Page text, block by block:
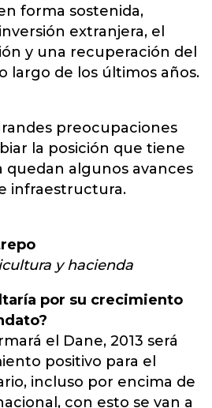
forma sostenida,
extranjera, el
y una recuperación del
largo de los últimos años.
preocupaciones
la posición que tiene
quedan algunos avances
infraestructura.
y hacienda
por su crecimiento
el Dane, 2013 será
positivo para el
incluso por encima de
con esto se van a